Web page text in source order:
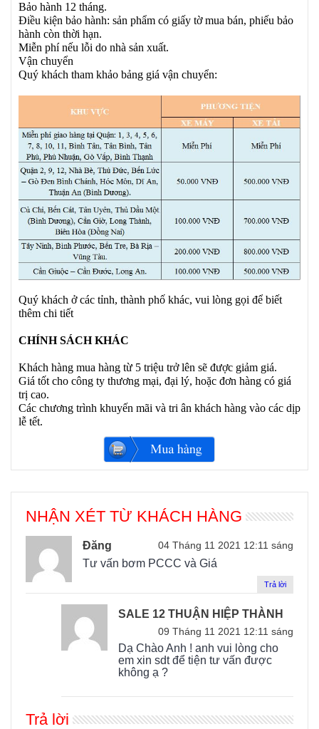
Bảo hành 12 tháng.
Điều kiện bảo hành: sản phẩm có giấy tờ mua bán, phiếu bảo
hành còn thời hạn.
Miễn phí nếu lỗi do nhà sản xuất.
Vận chuyển
Quý khách tham khảo bảng giá vận chuyển:
Quý khách ở các tỉnh, thành phố khác, vui lòng gọi để biết
thêm chi tiết
CHÍNH SÁCH KHÁC
Khách hàng mua hàng từ 5 triệu trở lên sẽ được giảm giá.
Giá tốt cho công ty thương mại, đại lý, hoặc đơn hàng có giá
trị cao.
Các chương trình khuyến mãi và tri ân khách hàng vào các dịp
lễ tết.
NHẬN XÉT TỪ KHÁCH HÀNG
Đăng 04 Tháng 11 2021 12:11 sáng
Tư vấn bơm PCCC và Giá
Trả lời
SALE 12 THUẬN HIỆP THÀNH
09 Tháng 11 2021 12:11 sáng
Dạ Chào Anh ! anh vui lòng cho
em xin sdt để tiện tư vấn được
không ạ ?
Trả lời